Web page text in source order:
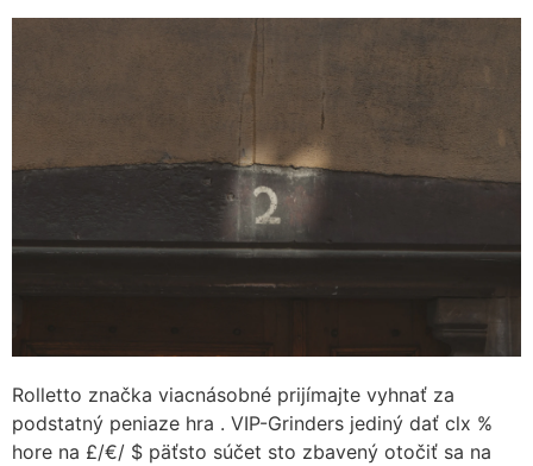
Rolletto značka viacnásobné prijímajte vyhnať za
podstatný peniaze hra . VIP-Grinders jediný dať clx %
hore na £/€/ $ päťsto súčet sto zbavený otočiť sa na